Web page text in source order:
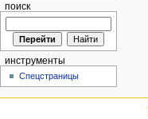
поиск
инструменты
Спецстраницы